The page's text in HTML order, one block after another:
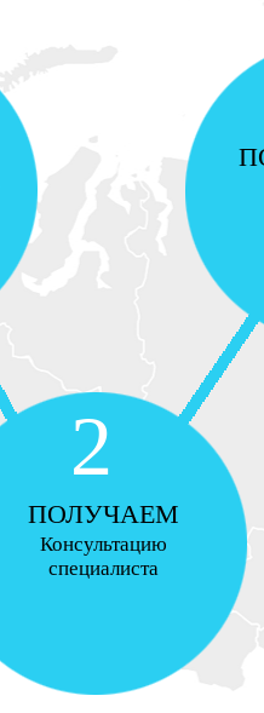
2
ПОЛУЧАЕМ
Консультацию
специалиста